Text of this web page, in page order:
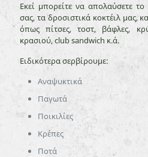
Εκεί μπορείτε να απολαύσετε
σας, τα δροσιστικά κοκτέιλ μας,
όπως πίτσες, τοστ, βάφλες,
κρασιού, club sandwich κ.ά.
Ειδικότερα σερβίρουμε:
Αναψυκτικά
Παγωτά
Ποικιλίες
Κρέπες
Ποτά